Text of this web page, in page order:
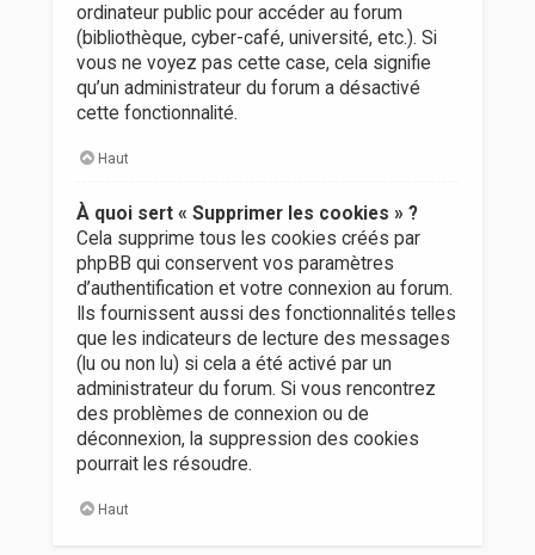
ordinateur public pour accéder au forum
(bibliothèque, cyber-café, université, etc.). Si
vous ne voyez pas cette case, cela signifie
qu’un administrateur du forum a désactivé
cette fonctionnalité.
Haut
À quoi sert « Supprimer les cookies » ?
Cela supprime tous les cookies créés par
phpBB qui conservent vos paramètres
d’authentification et votre connexion au forum.
Ils fournissent aussi des fonctionnalités telles
que les indicateurs de lecture des messages
(lu ou non lu) si cela a été activé par un
administrateur du forum. Si vous rencontrez
des problèmes de connexion ou de
déconnexion, la suppression des cookies
pourrait les résoudre.
Haut